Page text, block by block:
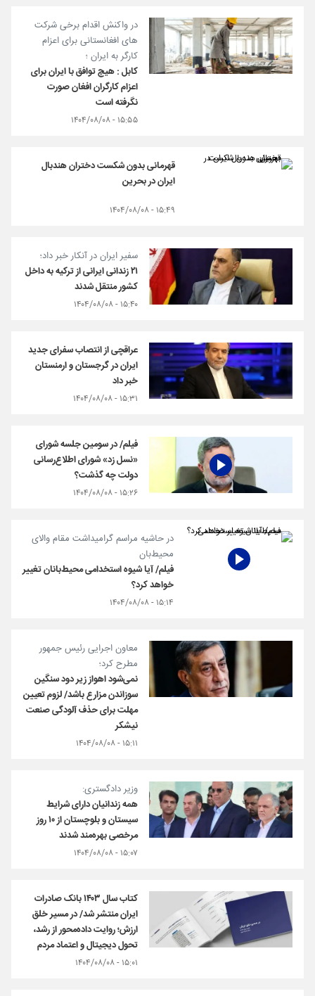
در واکنش اقدام برخی شرکت
های افغانستانی برای اعزام
کارگر به ایران ؛
کابل : هیچ توافق با ایران برای
اعزام کارگران افغان صورت
نگرفته است
۱۵:۵۵ - ۱۴۰۴/۰۸/۰۸
قهرمانی بدون شکست دختران هندبال
ایران در بحرین
۱۵:۴۹ - ۱۴۰۴/۰۸/۰۸
سفیر ایران در آنکار خبر داد؛
۲۱ زندانی ایرانی از ترکیه به داخل
کشور منتقل شدند
۱۵:۴۰ - ۱۴۰۴/۰۸/۰۸
عراقچی از انتصاب سفرای جدید
ایران در گرجستان و ارمنستان
خبر داد
۱۵:۳۱ - ۱۴۰۴/۰۸/۰۸
فیلم/ در سومین جلسه شورای
«نسل زد» شورای اطلاع‌رسانی
دولت چه گذشت؟
۱۵:۲۶ - ۱۴۰۴/۰۸/۰۸
در حاشیه مراسم گرامیداشت مقام والای
محیط‌بان
فیلم/ آیا شیوه استخدامی محیط‌بانان تغییر
خواهد کرد؟
۱۵:۱۴ - ۱۴۰۴/۰۸/۰۸
معاون اجرایی رئیس جمهور
مطرح کرد؛
نمی‌شود اهواز زیر دود سنگین
سوزاندن مزارع باشد/ لزوم تعیین
مهلت برای حذف آلودگی صنعت
نیشکر
۱۵:۱۱ - ۱۴۰۴/۰۸/۰۸
وزیر دادگستری:
همه زندانیان دارای شرایط
سیستان و بلوچستان از ۱۰ روز
مرخصی بهره‌مند شدند
۱۵:۰۷ - ۱۴۰۴/۰۸/۰۸
کتاب‌ سال ۱۴۰۳ بانک صادرات
ایران منتشر شد/ در مسیر خلق
ارزش؛ روایت داده‌محور از رشد،
تحول دیجیتال و اعتماد مردم
۱۵:۰۱ - ۱۴۰۴/۰۸/۰۸